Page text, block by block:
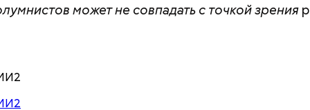
может не совпадать с точкой зрения
мертвых.
от кожицы, нарезать кружками толщиной